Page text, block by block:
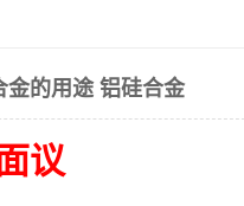
金的用途 铝硅合金
议